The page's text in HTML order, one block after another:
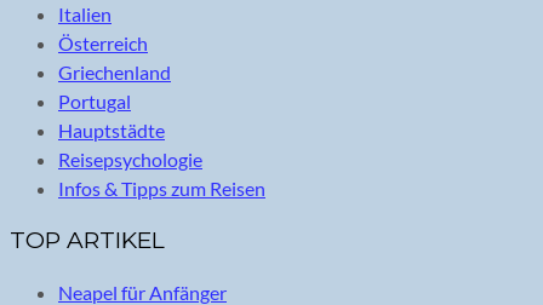
Italien
Österreich
Griechenland
Portugal
Hauptstädte
Reisepsychologie
Infos & Tipps zum Reisen
TOP ARTIKEL
Neapel für Anfänger